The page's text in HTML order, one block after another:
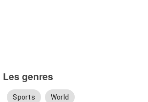
Les genres
Sports World